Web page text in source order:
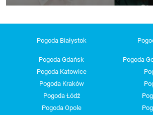
Pogoda Białystok
Pogoda Gdańsk
Pogoda
Pogoda Katowice
Pogoda Kraków
Pogoda Łódź
Pogoda Opole